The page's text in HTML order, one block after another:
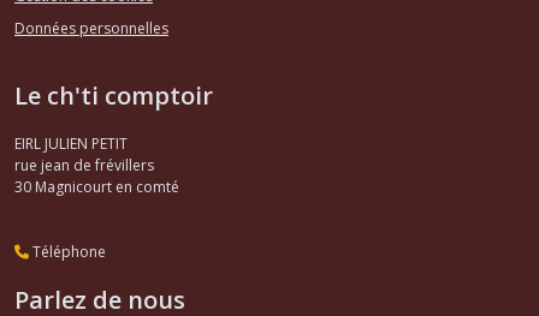
Données personnelles
Le ch'ti comptoir
EIRL JULIEN PETIT
rue jean de frévillers
30 Magnicourt en comté
Téléphone
Parlez de nous